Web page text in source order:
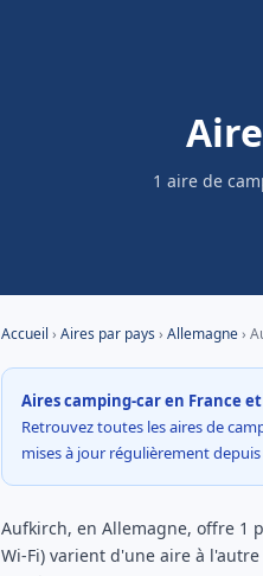
1 aire de
Accueil › Aires par pays› Allemagne›
Aires camping-car en France
Retrouvez toutes les aires de
mises à jour régulièrement
Aufkirch, en Allemagne, offre 1
Wi-Fi) varient d'une aire à